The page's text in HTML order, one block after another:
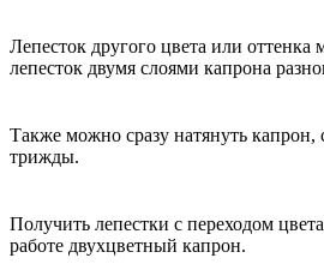
Лепесток другого цвета или
лепесток двумя слоями капрона
Также можно сразу натянуть
трижды.
Получить лепестки с переходом
работе двухцветный капрон.